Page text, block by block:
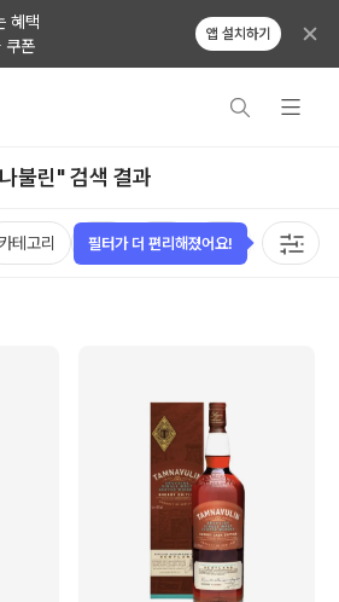
혜택
쿠폰
앱 설치하기
불린" 검색 결과
카테고리 가격 국가 용량 태그
필터가 더 편리해졌어요!